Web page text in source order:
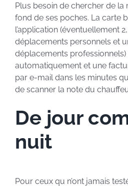
Plus besoin de chercher de la
fond de ses poches. La carte
l’application (éventuellement
déplacements personnels et
déplacements professionnels)
automatiquement et une
par e-mail dans les minutes
de scanner la note du
De jour
nuit
Pour ceux qu n’ont jamais